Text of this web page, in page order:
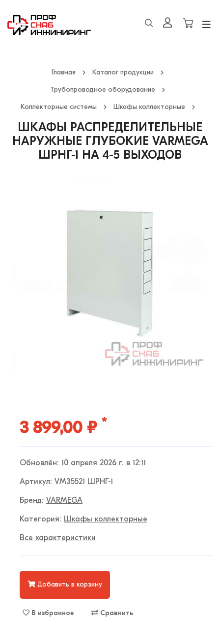
Главная Каталог продукции
Трубопроводное оборудование
Коллекторные системы Шкафы коллекторные
ШКАФЫ РАСПРЕДЕЛИТЕЛЬНЫЕ
НАРУЖНЫЕ ГЛУБОКИЕ VARMEGA
ШРНГ-1 НА 4-5 ВЫХОДОВ
3 899,00 ₽ *
Обновлён: 10 апреля 2026 г. в 12:11
Артикул: VM35521 ШРНГ-1
Бренд: VARMEGA
Категория: Шкафы коллекторные
Все характеристики
Добавить в корзину
В избранное Сравнить